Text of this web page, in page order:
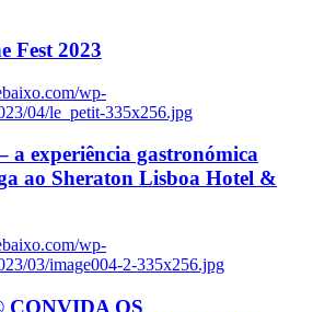
Fest 2023
wp-
04/le_petit-335x256.jpg
a experiência gastronómica
ao Sheraton Lisboa Hotel &
wp-
03/image004-2-335x256.jpg
OS